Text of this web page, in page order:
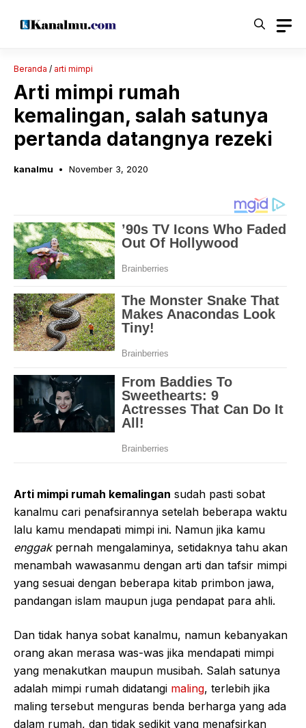
Beranda / arti mimpi
Arti mimpi rumah
kemalingan, salah satunya
pertanda datangnya rezeki
kanalmu November 3, 2020
Arti mimpi rumah kemalingan sudah pasti sobat
kanalmu cari penafsirannya setelah beberapa waktu
lalu kamu mendapati mimpi ini. Namun jika kamu
enggakpernah mengalaminya, setidaknya tahu akan
menambah wawasanmu dengan arti dan tafsir mimpi
yang sesuai dengan beberapa kitab primbon jawa,
pandangan islam maupun juga pendapat para ahli.
Dan tidak hanya sobat kanalmu, namun kebanyakan
orang akan merasa was-was jika mendapati mimpi
yang menakutkan maupun musibah. Salah satunya
adalah mimpi rumah didatangi maling, terlebih jika
maling tersebut menguras benda berharga yang ada
dalam rumah, dan tidak sedikit yang menafsirkan